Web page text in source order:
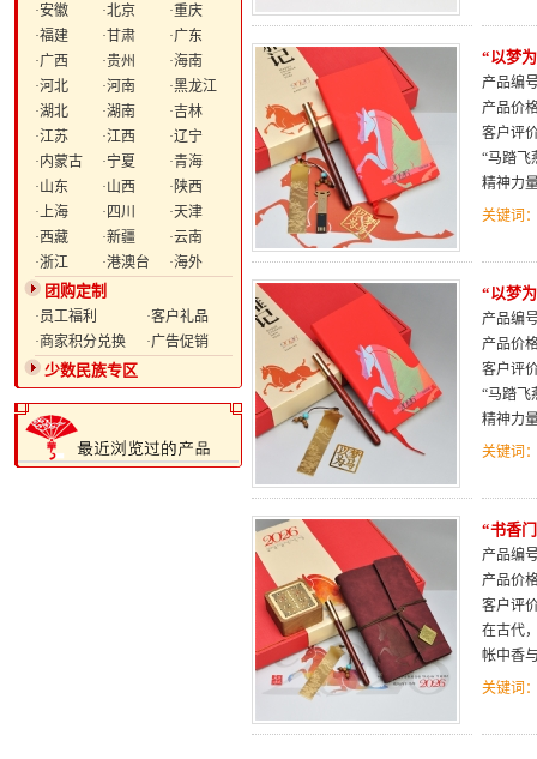
·安徽 ·北京
·重庆
·福建
·甘肃
·广东
·广西
·贵州
·海南
·河北
·河南
·黑龙江
·湖北
·湖南
·吉林
·江苏
·江西
·辽宁
·内蒙古
·宁夏
·青海
·山东
·山西
·陕西
·上海
·四川
·天津
·西藏
·新疆
·云南
·浙江
·港澳台 ·海外
团购定制
·员工福利
·客户礼品
·商家积分兑换
·广告促销
少数民族专区
“以梦
产品编
产品价
客户评
“马踏飞
精神力
关键词
“以梦
产品编
产品价
客户评
“马踏飞
精神力
关键词
“书香
产品编
产品价
客户评
在古代
帐中香
关键词